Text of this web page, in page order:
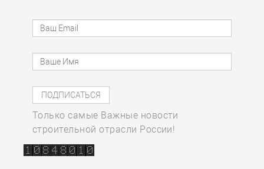
Только самые Важные новости
строительной отрасли России!